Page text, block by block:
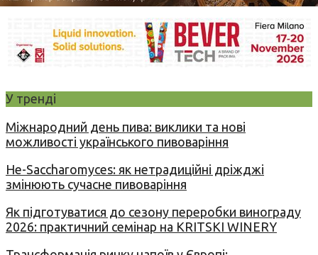
У тренді
Міжнародний день пива: виклики та нові
можливості українського пивоваріння
Не-Saccharomyces: як нетрадиційні дріжджі
змінюють сучасне пивоваріння
Як підготуватися до сезону переробки винограду
2026: практичний семінар на KRITSKI WINERY